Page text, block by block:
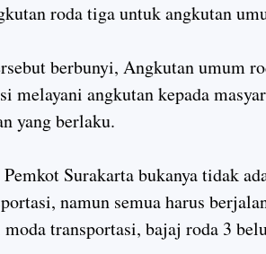
roda tiga untuk angkutan
berbunyi, Angkutan umum
melayani angkutan kepada
yang berlaku.
Surakarta bukanya tidak
namun semua harus
transportasi, bajaj roda 3